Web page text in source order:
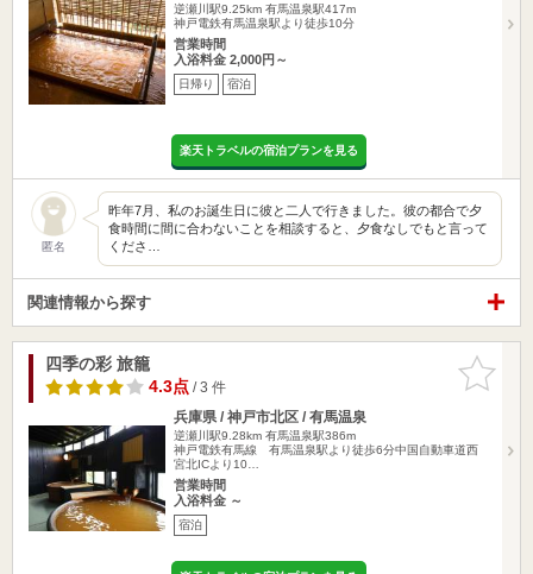
逆瀬川駅9.25km 有馬温泉駅417m
神戸電鉄有馬温泉駅より徒歩10分
営業時間
入浴料金 2,000円～
日帰り 宿泊
楽天トラベルの宿泊プランを見る
匿名
昨年7月、私のお誕生日に彼と二人で行きました。彼の都合で夕
食時間に間に合わないことを相談すると、夕食なしでもと言って
くださ…
関連情報から探す
お気に入
りに追加
四季の彩 旅籠
4.3点/ 3 件
兵庫県 / 神戸市北区 / 有馬温泉
逆瀬川駅9.28km 有馬温泉駅386m
神戸電鉄有馬線 有馬温泉駅より徒歩6分中国自動車道西
宮北ICより10…
営業時間
入浴料金 ～
宿泊